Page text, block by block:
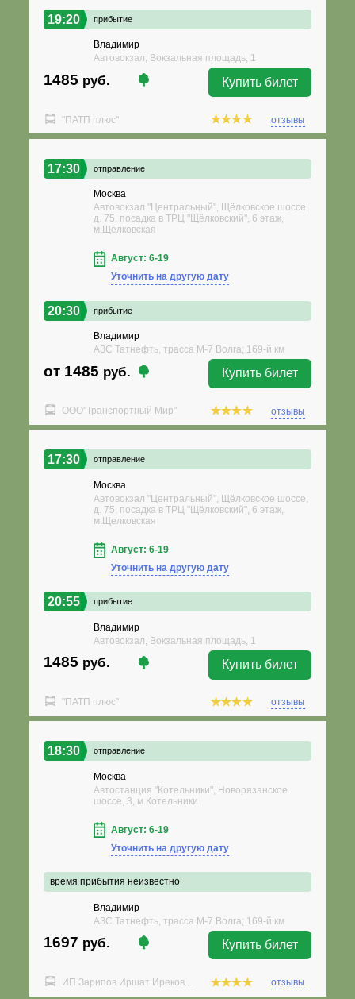
19:20 прибытие
Владимир
Автовокзал, Вокзальная площадь, 1
1485 руб. Купить билет
"ПАТП плюс" отзывы
17:30 отправление
Москва
Автовокзал "Центральный", Щёлковское шоссе,
д. 75, посадка в ТРЦ "Щёлковский", 6 этаж,
м.Щелковская
Август: 6-19
Уточнить на другую дату
20:30 прибытие
Владимир
АЗС Татнефть, трасса М-7 Волга; 169-й км
от 1485 руб. Купить билет
ООО"Транспортный Мир" отзывы
17:30 отправление
Москва
Автовокзал "Центральный", Щёлковское шоссе,
д. 75, посадка в ТРЦ "Щёлковский", 6 этаж,
м.Щелковская
Август: 6-19
Уточнить на другую дату
20:55 прибытие
Владимир
Автовокзал, Вокзальная площадь, 1
1485 руб. Купить билет
"ПАТП плюс" отзывы
18:30 отправление
Москва
Автостанция "Котельники", Новорязанское
шоссе, 3, м.Котельники
Август: 6-19
Уточнить на другую дату
время прибытия неизвестно
Владимир
АЗС Татнефть, трасса М-7 Волга; 169-й км
1697 руб. Купить билет
ИП Зарипов Иршат Иреков... отзывы